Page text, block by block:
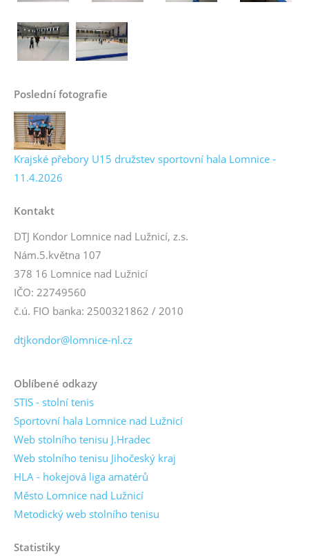
Poslední fotografie
Krajské přebory U15 družstev sportovní hala Lomnice -
11.4.2026
Kontakt
DTJ Kondor Lomnice nad Lužnicí, z.s.
Nám.5.května 107
378 16 Lomnice nad Lužnicí
IČO: 22749560
č.ú. FIO banka: 2500321862 / 2010
dtjkondor@lomnice-nl.cz
Oblíbené odkazy
STIS - stolní tenis
Sportovní hala Lomnice nad Lužnicí
Web stolního tenisu J.Hradec
Web stolního tenisu Jihočeský kraj
HLA - hokejová liga amatérů
Město Lomnice nad Lužnicí
Metodický web stolního tenisu
Statistiky